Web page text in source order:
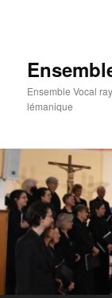
Ensemble Vocal
lémanique